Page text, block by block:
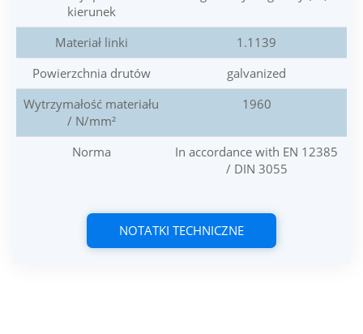
kierunek
Materiał linki
1.1139
Powierzchnia drutów
galvanized
Wytrzymałość materiału
/ N/mm²
1960
Norma
In accordance with EN 12385
/ DIN 3055
NOTATKI TECHNICZNE